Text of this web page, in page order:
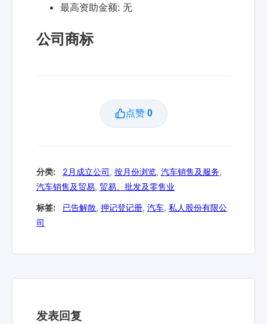
最高资助金额: 无
公司商标
点赞 0
分类: 2月成立公司, 按月份浏览, 汽车销售及服务,
汽车销售及贸易, 贸易、批发及零售业
标签: 已告解散, 押记登记册, 汽车, 私人股份有限公
司
发表回复